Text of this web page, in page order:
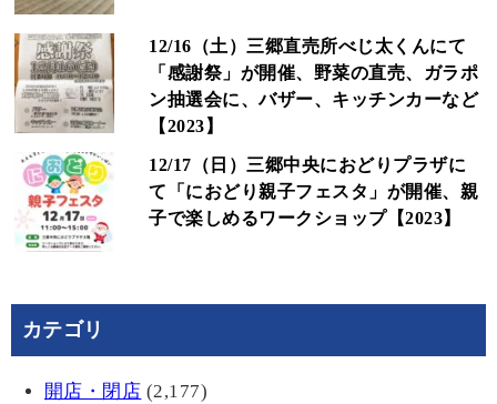
12/16（土）三郷直売所べじ太くんにて
「感謝祭」が開催、野菜の直売、ガラポ
ン抽選会に、バザー、キッチンカーなど
【2023】
12/17（日）三郷中央におどりプラザに
て「におどり親子フェスタ」が開催、親
子で楽しめるワークショップ【2023】
カテゴリ
開店・閉店 (2,177)